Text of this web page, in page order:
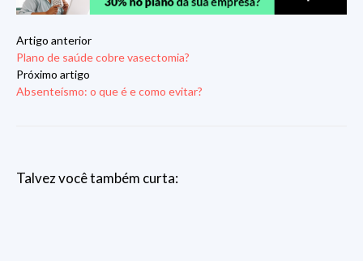
Artigo anterior
Plano de saúde cobre vasectomia?
Próximo artigo
Absenteísmo: o que é e como evitar?
Talvez você também curta: